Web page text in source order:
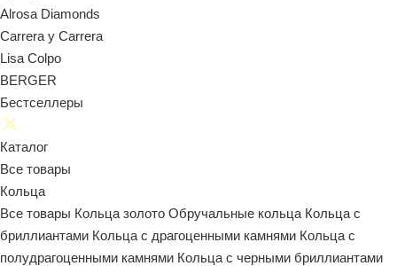
Alrosa Diamonds
Carrera y Carrera
Lisa Colpo
BERGER
Бестселлеры
Каталог
Все товары
Кольца
Все товары Кольца золото Обручальные кольца Кольца с
бриллиантами Кольца с драгоценными камнями Кольца с
полудрагоценными камнями Кольца с черными бриллиантами